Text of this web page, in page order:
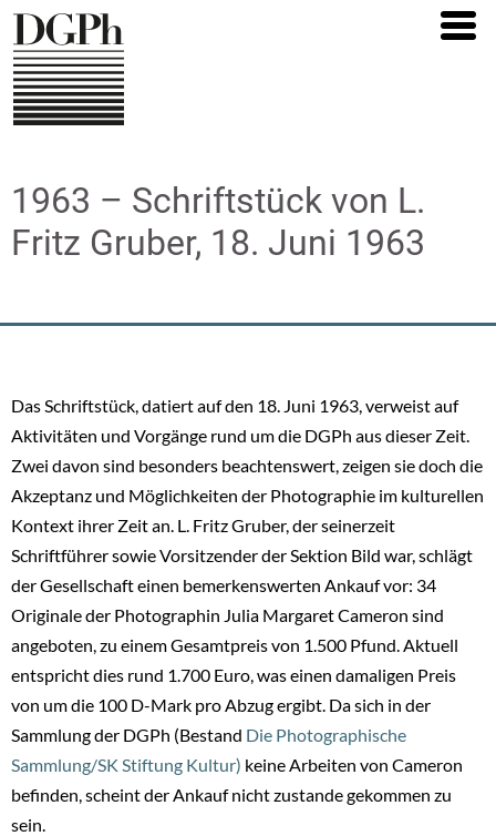
Direkt
zum
Inhalt
1963 – Schriftstück von L.
Fritz Gruber, 18. Juni 1963
Das Schriftstück, datiert auf den 18. Juni 1963, verweist auf
Aktivitäten und Vorgänge rund um die DGPh aus dieser Zeit.
Zwei davon sind besonders beachtenswert, zeigen sie doch die
Akzeptanz und Möglichkeiten der Photographie im kulturellen
Kontext ihrer Zeit an. L. Fritz Gruber, der seinerzeit
Schriftführer sowie Vorsitzender der Sektion Bild war, schlägt
der Gesellschaft einen bemerkenswerten Ankauf vor: 34
Originale der Photographin Julia Margaret Cameron sind
angeboten, zu einem Gesamtpreis von 1.500 Pfund. Aktuell
entspricht dies rund 1.700 Euro, was einen damaligen Preis
von um die 100 D-Mark pro Abzug ergibt. Da sich in der
Sammlung der DGPh (Bestand Die Photographische
Sammlung/SK Stiftung Kultur) keine Arbeiten von Cameron
befinden, scheint der Ankauf nicht zustande gekommen zu
sein.